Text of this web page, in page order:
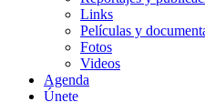
Links
Películas y
Fotos
Videos
Agenda
Únete